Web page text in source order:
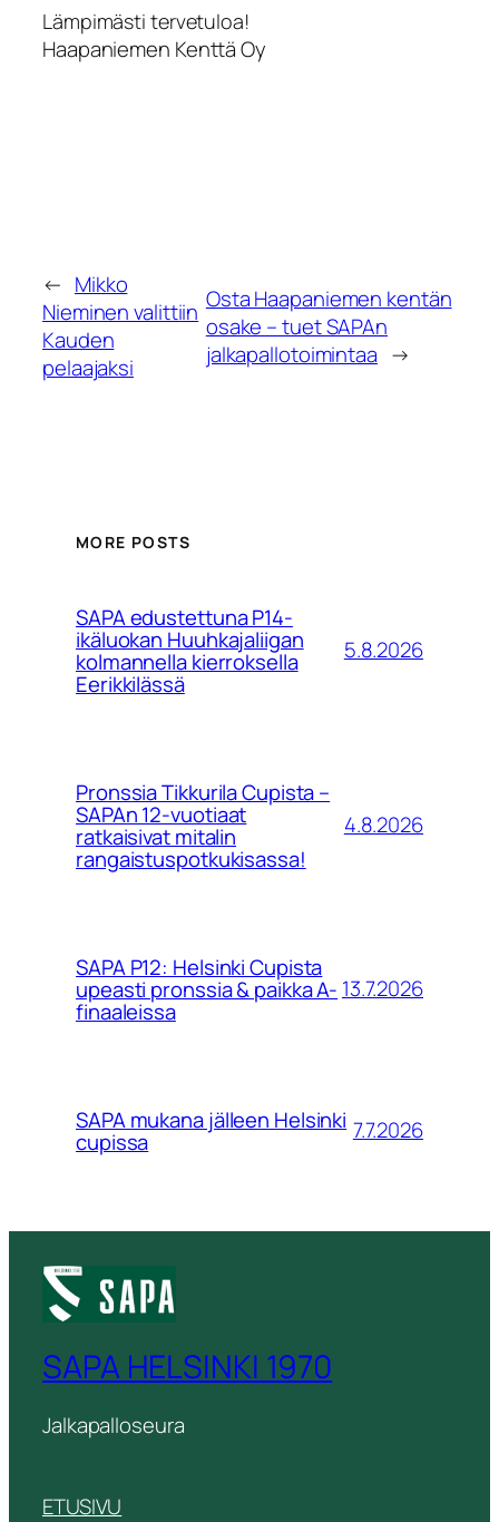
Lämpimästi tervetuloa!
Haapaniemen Kenttä Oy
← Mikko
Nieminen valittiin
Kauden
pelaajaksi
Osta Haapaniemen kentän
osake – tuet SAPAn
jalkapallotoimintaa →
MORE POSTS
SAPA edustettuna P14-
ikäluokan Huuhkajaliigan
kolmannella kierroksella
Eerikkilässä
5.8.2026
Pronssia Tikkurila Cupista –
SAPAn 12-vuotiaat
ratkaisivat mitalin
rangaistuspotkukisassa!
4.8.2026
SAPA P12: Helsinki Cupista
upeasti pronssia & paikka A-
finaaleissa
13.7.2026
SAPA mukana jälleen Helsinki
cupissa 7.7.2026
SAPA HELSINKI 1970
Jalkapalloseura
ETUSIVU